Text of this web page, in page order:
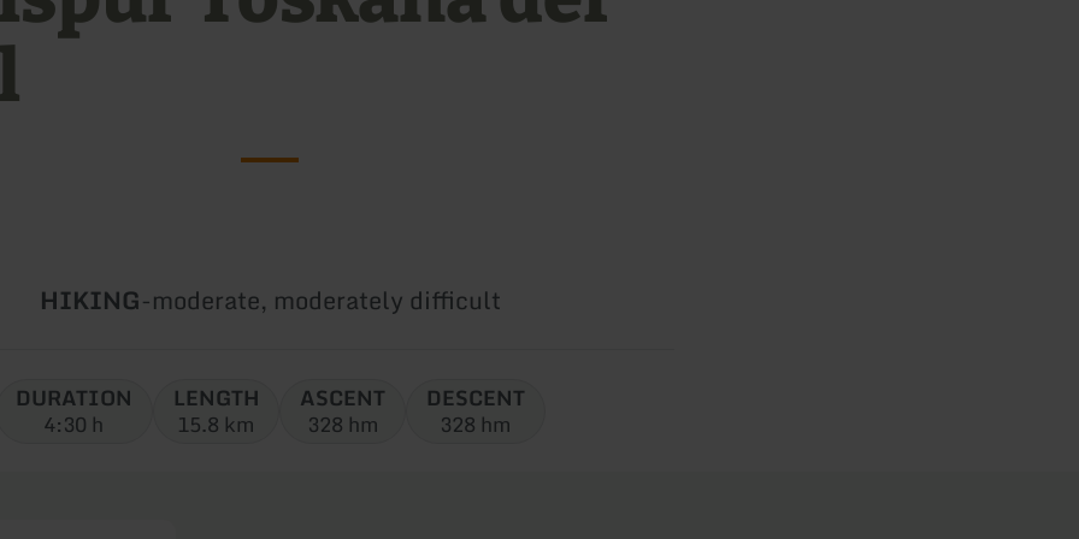
Type
HIKING-Difficulty:
moderate, moderately difficult
DURATION
4:30 h
LENGTH
15.8 km
ASCENT
328 hm
DESCENT
328 hm